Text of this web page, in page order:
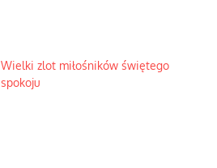
Wielki zlot miłośników świętego
spokoju